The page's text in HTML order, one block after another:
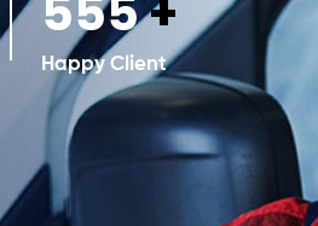
Happy Client